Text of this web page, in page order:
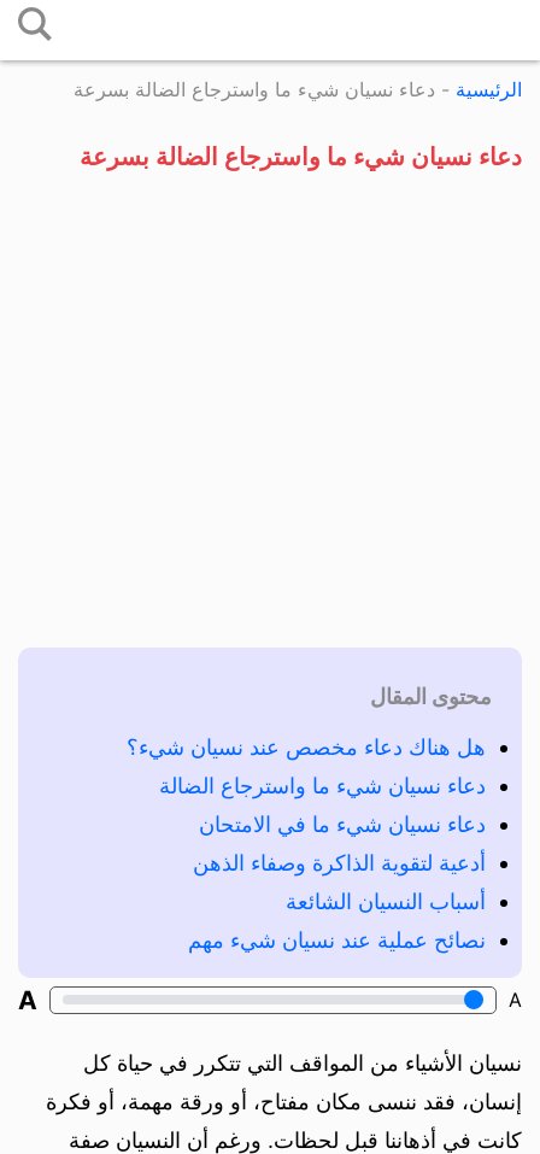
إلى
المحتوى
الرئيسية - دعاء نسيان شيء ما واسترجاع الضالة بسرعة
دعاء نسيان شيء ما واسترجاع الضالة بسرعة
محتوى المقال
هل هناك دعاء مخصص عند نسيان شيء؟
دعاء نسيان شيء ما واسترجاع الضالة
دعاء نسيان شيء ما في الامتحان
أدعية لتقوية الذاكرة وصفاء الذهن
أسباب النسيان الشائعة
نصائح عملية عند نسيان شيء مهم
A
A
نسيان الأشياء من المواقف التي تتكرر في حياة كل
إنسان، فقد ننسى مكان مفتاح، أو ورقة مهمة، أو فكرة
كانت في أذهاننا قبل لحظات. ورغم أن النسيان صفة